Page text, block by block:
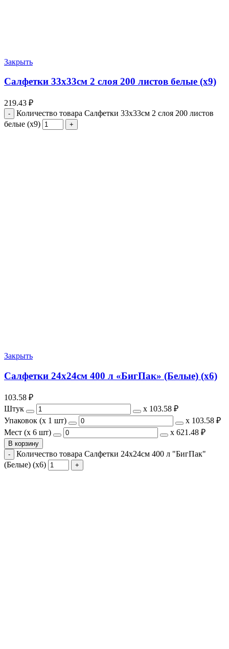
Закрыть
Салфетки 33х33см 2 слоя 200 листов белые (х9)
219.43 ₽
Количество товара Салфетки 33х33см 2 слоя 200 листов
белые (х9)
Закрыть
Салфетки 24х24см 400 л «БигПак» (Белые) (х6)
103.58 ₽
Штук
х 103.58 ₽
Упаковок (x 1 шт)
х 103.58 ₽
Мест (x 6 шт)
х 621.48 ₽
В корзину
Количество товара Салфетки 24х24см 400 л "БигПак"
(Белые) (х6)